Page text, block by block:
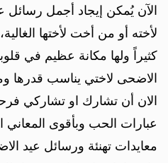
الآن يُمكن إيجاد أجمل
لأخته أو من أخت لأختها
كثيراً ولها مكانة عظيم في
الاضحى لاختي يناسب قدرها
الان أن تشارك او تشاركي
عبارات الحب وبأقوى المعاني
معايدات تهنئة ورسائل عيد